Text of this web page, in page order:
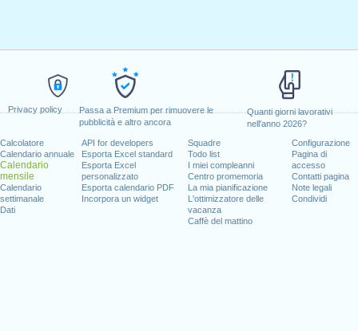
Privacy policy
Passa a Premium per rimuovere le
pubblicità e altro ancora
Quanti giorni lavorativi
nell'anno 2026?
Calcolatore
Calendario annuale
Calendario
mensile
Calendario
settimanale
Dati
API for developers
Esporta Excel standard
Esporta Excel
personalizzato
Esporta calendario PDF
Incorpora un widget
Squadre
Todo list
I miei compleanni
Centro promemoria
La mia pianificazione
L'ottimizzatore delle
vacanza
Caffè del mattino
Configurazione
Pagina di
accesso
Contatti pagina
Note legali
Condividi